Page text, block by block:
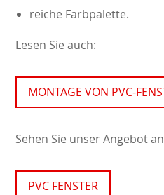
reiche Farbpalette.
Lesen Sie auch:
MONTAGE VON PVC-
Sehen Sie unser Angebot
PVC FENSTER